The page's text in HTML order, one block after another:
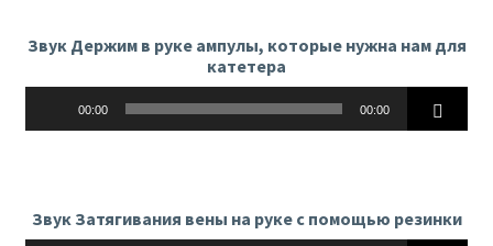
Звук Держим в руке ампулы, которые нужна нам для
катетера
00:00 00:00
Звук Затягивания вены на руке с помощью резинки